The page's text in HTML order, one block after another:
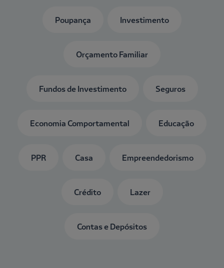
Poupança Investimento
Orçamento Familiar
Fundos de Investimento Seguros
Economia Comportamental Educação
PPR Casa Empreendedorismo
Crédito Lazer
Contas e Depósitos